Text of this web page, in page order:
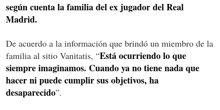
según cuenta la familia del ex jugador del Real
Madrid.
De acuerdo a la información que brindó un miembro de la
familia al sitio Vanitatis, “Está ocurriendo lo que
siempre imaginamos. Cuando ya no tiene nada que
hacer ni puede cumplir sus objetivos, ha
desaparecido”.